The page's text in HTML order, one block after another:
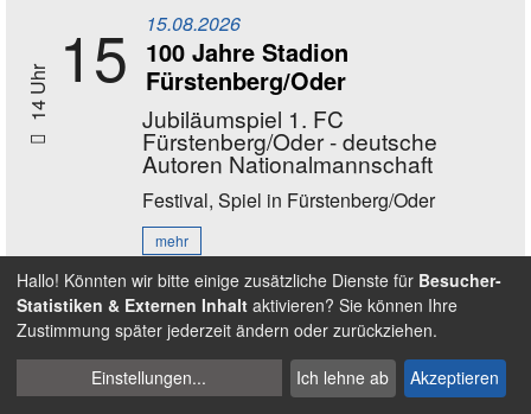
14 Uhr 15 15.08.2026
100 Jahre Stadion
Fürstenberg/Oder
Jubiläumspiel 1. FC
Fürstenberg/Oder - deutsche
Autoren Nationalmannschaft
Festival, Spiel in Fürstenberg/Oder
mehr
11 - 17 Uhr16 16.08.2026
Bewegungstag Ball
Spielin Nürnberg - Wöhrder Wiese
Cookies
verwalten
Hallo! Könnten wir bitte einige zusätzliche Dienste für Besucher-
Statistiken & Externen Inhalt aktivieren? Sie können Ihre
Zustimmung später jederzeit ändern oder zurückziehen.
Einstellungen... Ich lehne ab Akzeptieren